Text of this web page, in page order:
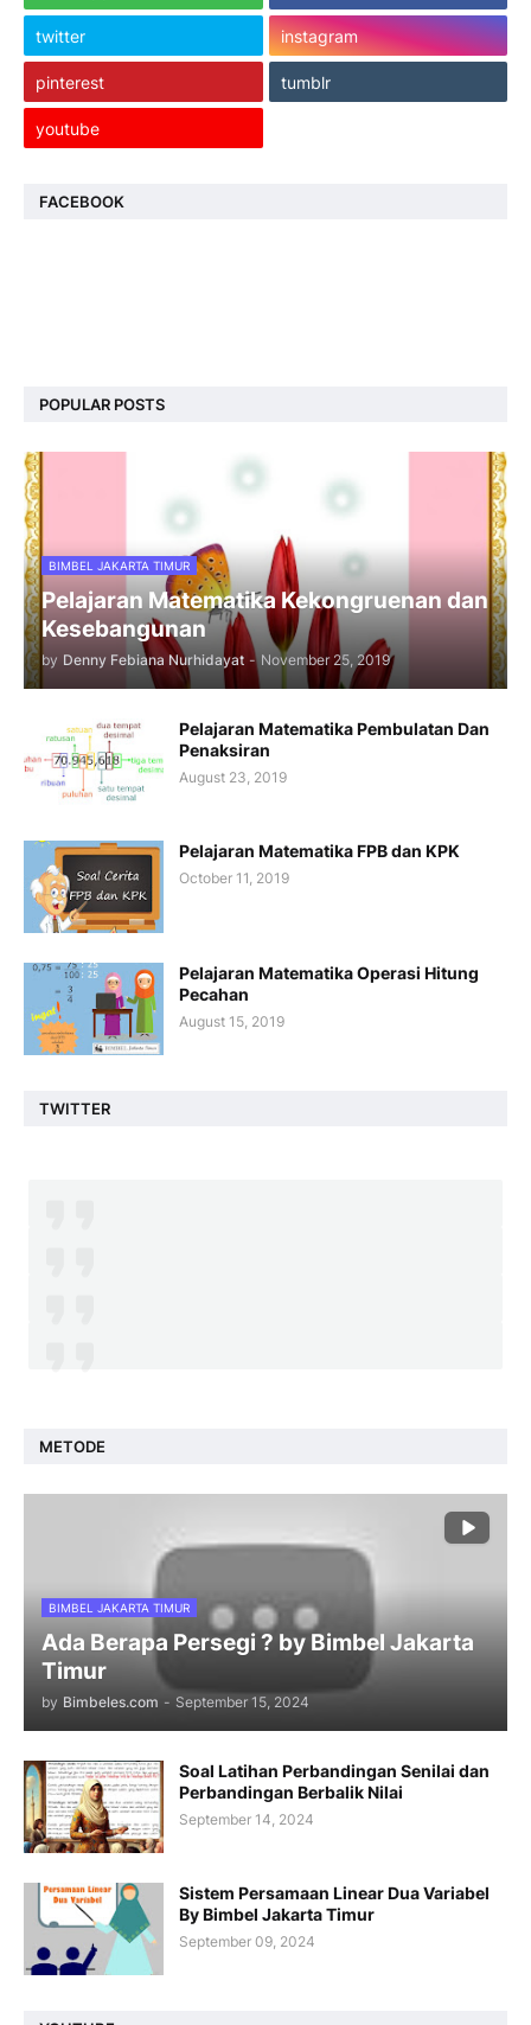
twitter instagram
pinterest tumblr
youtube
FACEBOOK
POPULAR POSTS
BIMBEL JAKARTA TIMUR
Pelajaran Matematika Kekongruenan dan
Kesebangunan
by Denny Febiana Nurhidayat - November 25, 2019
Pelajaran Matematika Pembulatan Dan
Penaksiran
August 23, 2019
Pelajaran Matematika FPB dan KPK
October 11, 2019
Pelajaran Matematika Operasi Hitung
Pecahan
August 15, 2019
TWITTER
METODE
BIMBEL JAKARTA TIMUR
Ada Berapa Persegi ? by Bimbel Jakarta
Timur
by Bimbeles.com - September 15, 2024
Soal Latihan Perbandingan Senilai dan
Perbandingan Berbalik Nilai
September 14, 2024
Sistem Persamaan Linear Dua Variabel
By Bimbel Jakarta Timur
September 09, 2024